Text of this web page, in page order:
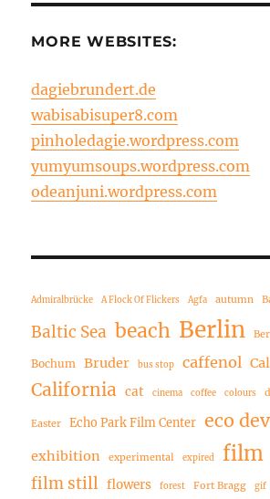
MORE WEBSITES:
dagiebrundert.de
wabisabisuper8.com
pinholedagie.wordpress.com
yumyumsoups.wordpress.com
odeanjuni.wordpress.com
Admiralbrücke A Flock Of Flickers Agfa autumn
Baltic Sea beach Berlin
Bochum Bruder bus stop caffenol
California cat cinema coffee colours
Easter Echo Park Film Center eco
exhibition experimental expired film
film still flowers forest Fort Bragg gif